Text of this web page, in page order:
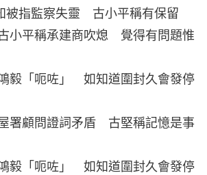
被指監察失靈 古小平稱有保留
小平稱承建商吹熄 覺得有問題惟
毅「呃咗」 如知道圍封久會發停
署顧問證詞矛盾 古堅稱記憶是事
毅「呃咗」 如知道圍封久會發停